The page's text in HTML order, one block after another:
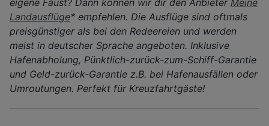
eigene Faust? Dann können wir dir den Anbieter Meine
Landausflüge* empfehlen. Die Ausflüge sind oftmals
preisgünstiger als bei den Redeereien und werden
meist in deutscher Sprache angeboten. Inklusive
Hafenabholung, Pünktlich-zurück-zum-Schiff-Garantie
und Geld-zurück-Garantie z.B. bei Hafenausfällen oder
Umroutungen. Perfekt für Kreuzfahrtgäste!